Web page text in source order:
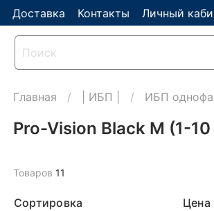
Доставка Контакты Личный
Главная | ИБП | ИБП
Pro-Vision Black M (1-
Товаров 11
Сортировка Цена